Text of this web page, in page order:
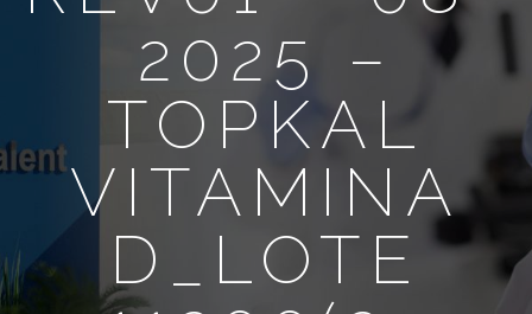
2025 –
TOPKAL
VITAMINA
D_LOTE